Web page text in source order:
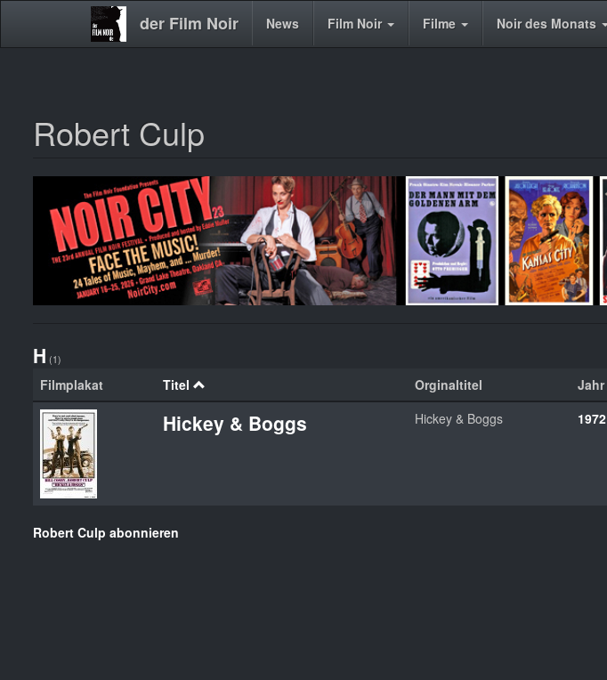
der Film Noir
Main News Film Noir Filme Noir des Monats
Robert Culp
H (1)
Filmplakat Titel Orginaltitel Jahr
Hickey & Boggs Hickey & Boggs 1972
Robert Culp abonnieren